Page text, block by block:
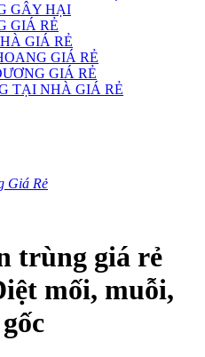
GÂY HẠI
GIÁ RẺ
GIÁ RẺ
GIÁ RẺ
GIÁ RẺ
TẠI NHÀ GIÁ RẺ
Giá Rẻ
trùng giá rẻ
mối, muỗi,